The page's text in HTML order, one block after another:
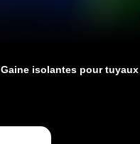
Gaine isolantes pour tuyaux